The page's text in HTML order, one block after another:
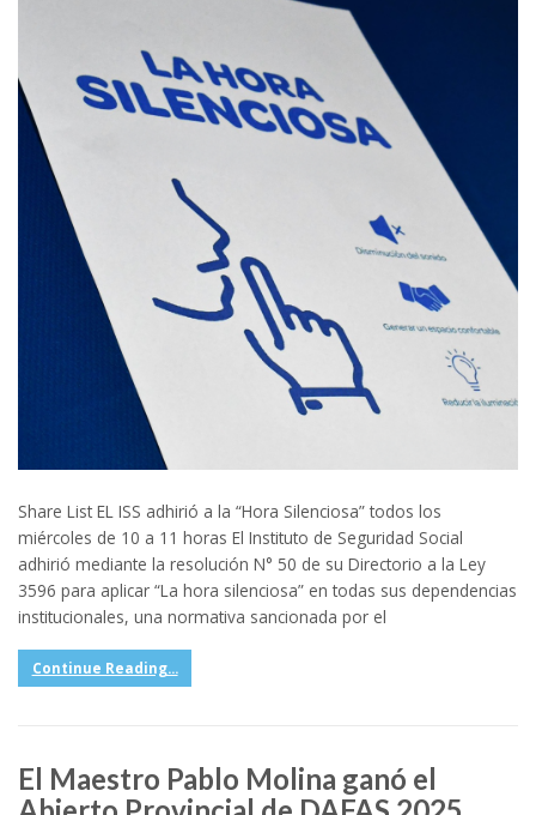
Share List EL ISS adhirió a la “Hora Silenciosa” todos los
miércoles de 10 a 11 horas El Instituto de Seguridad Social
adhirió mediante la resolución N° 50 de su Directorio a la Ley
3596 para aplicar “La hora silenciosa” en todas sus dependencias
institucionales, una normativa sancionada por el
Continue Reading...
El Maestro Pablo Molina ganó el